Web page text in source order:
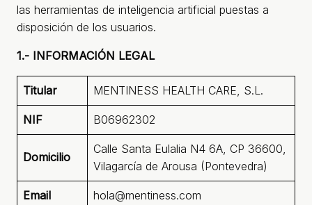
las herramientas de inteligencia artificial puestas a
disposición de los usuarios.
1.- INFORMACIÓN LEGAL
Titular MENTINESS HEALTH CARE, S.L.
NIF B06962302
Domicilio
Calle Santa Eulalia N4 6A, CP 36600,
Vilagarcía de Arousa (Pontevedra)
Email hola@mentiness.com